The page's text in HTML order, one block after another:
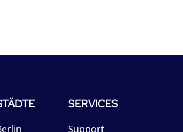
SERVICES
Support